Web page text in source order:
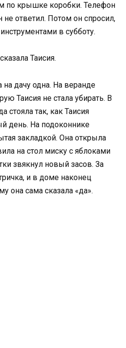
по крышке коробки. Телефон
не ответил. Потом он спросил,
в субботу.
Таисия.
на дачу одна. На веранде
Таисия не стала убирать. В
стояла так, как Таисия
день. На подоконнике
закладкой. Она открыла
на стол миску с яблоками
звякнул новый засов. За
и в доме наконец
она сама сказала «да».